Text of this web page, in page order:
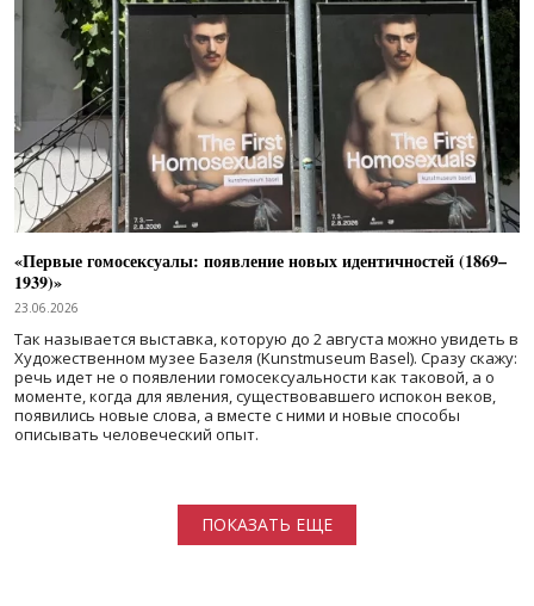
«Первые гомосексуалы: появление новых идентичностей (1869–
1939)»
23.06.2026
Так называется выставка, которую до 2 августа можно увидеть в
Художественном музее Базеля (Kunstmuseum Basel). Сразу скажу:
речь идет не о появлении гомосексуальности как таковой, а о
моменте, когда для явления, существовавшего испокон веков,
появились новые слова, а вместе с ними и новые способы
описывать человеческий опыт.
ПОКАЗАТЬ ЕЩЕ